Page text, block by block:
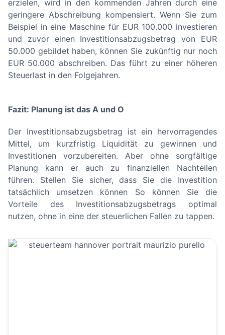
erzielen, wird in den kommenden Jahren durch eine
geringere Abschreibung kompensiert. Wenn Sie zum
Beispiel in eine Maschine für EUR 100.000 investieren
und zuvor einen Investitionsabzugsbetrag von EUR
50.000 gebildet haben, können Sie zukünftig nur noch
EUR 50.000 abschreiben. Das führt zu einer höheren
Steuerlast in den Folgejahren.
Fazit: Planung ist das A und O
Der Investitionsabzugsbetrag ist ein hervorragendes
Mittel, um kurzfristig Liquidität zu gewinnen und
Investitionen vorzubereiten. Aber ohne sorgfältige
Planung kann er auch zu finanziellen Nachteilen
führen. Stellen Sie sicher, dass Sie die Investition
tatsächlich umsetzen können So können Sie die
Vorteile des Investitionsabzugsbetrags optimal
nutzen, ohne in eine der steuerlichen Fallen zu tappen.